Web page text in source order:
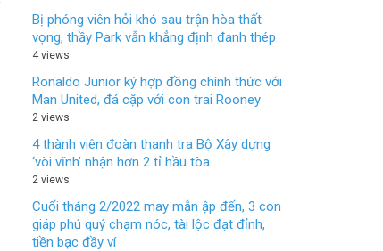
Bị phóng viên hỏi khó sau trận hòa thất
vọng, thầy Park vẫn khẳng định đanh thép
4 views
Ronaldo Junior ký hợp đồng chính thức với
Man United, đá cặp với con trai Rooney
2 views
4 thành viên đoàn thanh tra Bộ Xây dựng
‘vòi vĩnh’ nhận hơn 2 tỉ hầu tòa
2 views
Cuối tháng 2/2022 may mắn ập đến, 3 con
giáp phú quý chạm nóc, tài lộc đạt đỉnh,
tiền bạc đầy ví